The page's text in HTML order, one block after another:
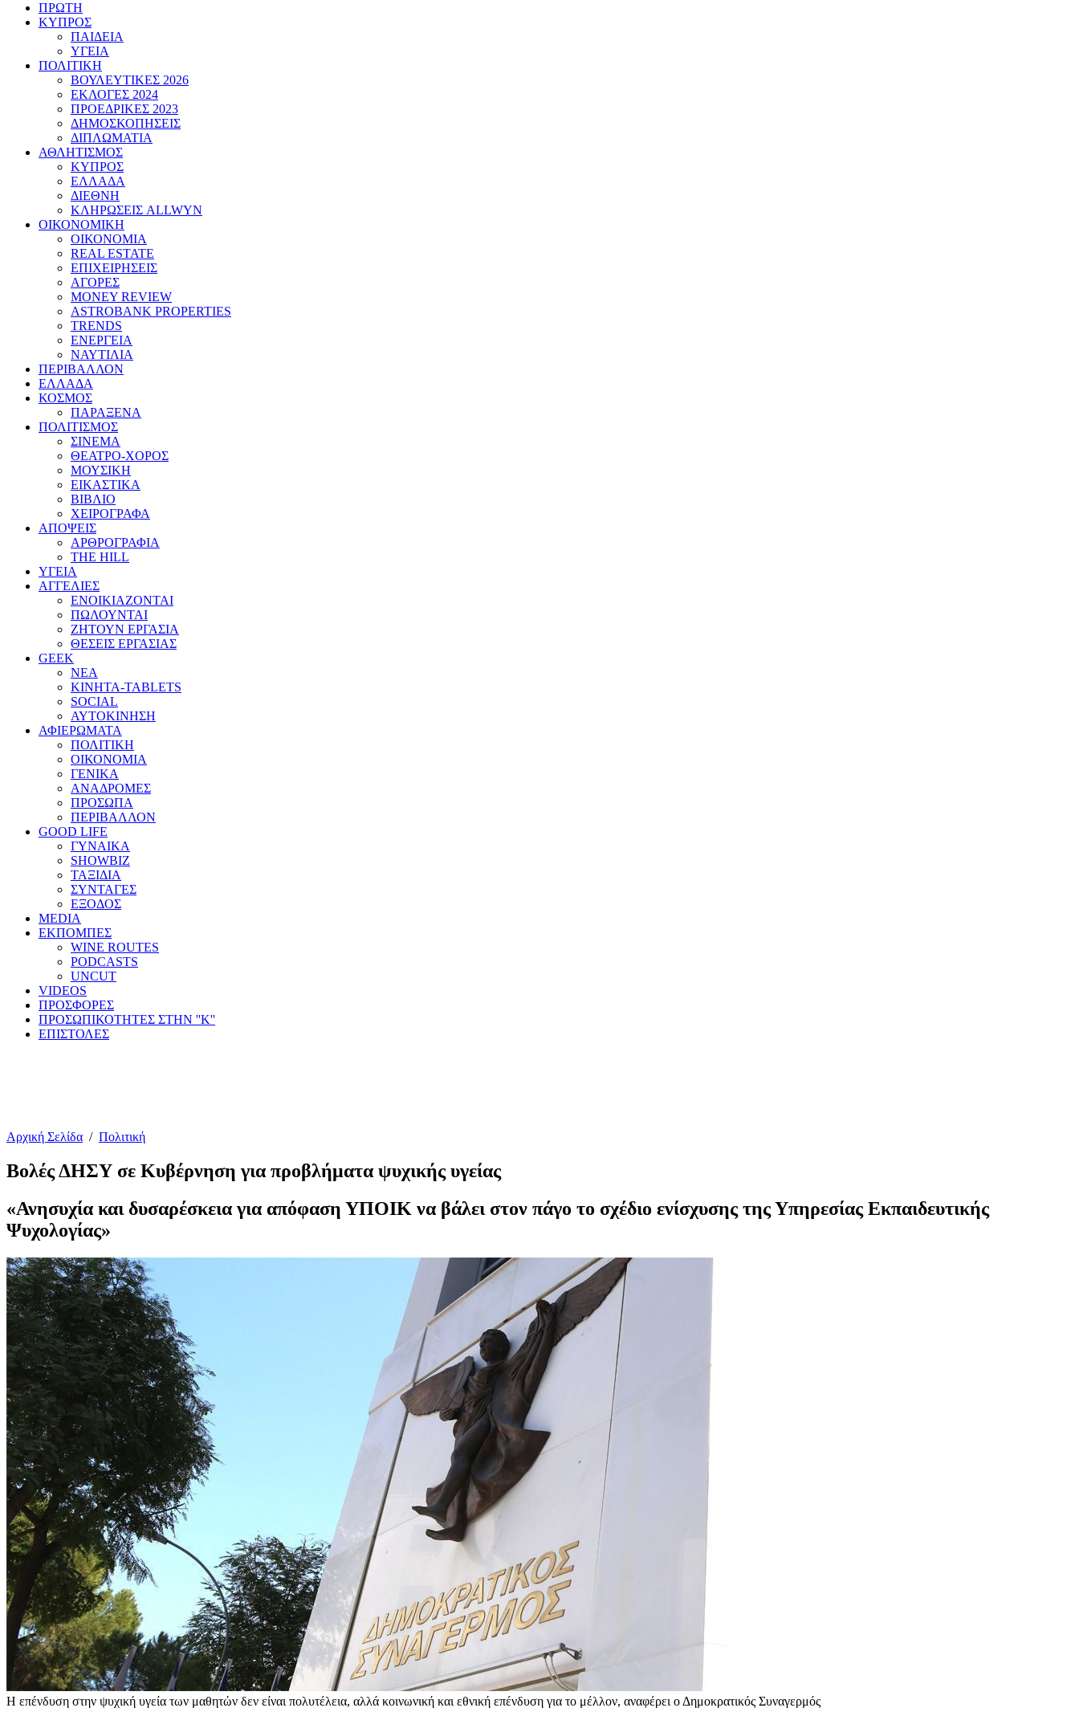
ΠΡΩΤΗ
ΚΥΠΡΟΣ
ΠΑΙΔΕΙΑ
ΥΓΕΙΑ
ΠΟΛΙΤΙΚΗ
ΒΟΥΛΕΥΤΙΚΕΣ 2026
ΕΚΛΟΓΕΣ 2024
ΠΡΟΕΔΡΙΚΕΣ 2023
ΔΗΜΟΣΚΟΠΗΣΕΙΣ
ΔΙΠΛΩΜΑΤΙΑ
ΑΘΛΗΤΙΣΜΟΣ
ΚΥΠΡΟΣ
ΕΛΛΑΔΑ
ΔΙΕΘΝΗ
ΚΛΗΡΩΣΕΙΣ ALLWYN
ΟΙΚΟΝΟΜΙΚΗ
ΟΙΚΟΝΟΜΙΑ
REAL ESTATE
ΕΠΙΧΕΙΡΗΣΕΙΣ
ΑΓΟΡΕΣ
MONEY REVIEW
ASTROBANK PROPERTIES
TRENDS
ΕΝΕΡΓΕΙΑ
ΝΑΥΤΙΛΙΑ
ΠΕΡΙΒΑΛΛΟΝ
ΕΛΛΑΔΑ
ΚΟΣΜΟΣ
ΠΑΡΑΞΕΝΑ
ΠΟΛΙΤΙΣΜΟΣ
ΣΙΝΕΜΑ
ΘΕΑΤΡΟ-ΧΟΡΟΣ
ΜΟΥΣΙΚΗ
ΕΙΚΑΣΤΙΚΑ
ΒΙΒΛΙΟ
ΧΕΙΡΟΓΡΑΦΑ
ΑΠΟΨΕΙΣ
ΑΡΘΡΟΓΡΑΦΙΑ
THE HILL
ΥΓΕΙΑ
ΑΓΓΕΛΙΕΣ
ΕΝΟΙΚΙΑΖΟΝΤΑΙ
ΠΩΛΟΥΝΤΑΙ
ΖΗΤΟΥΝ ΕΡΓΑΣΙΑ
ΘΕΣΕΙΣ ΕΡΓΑΣΙΑΣ
GEEK
ΝΕΑ
ΚΙΝΗΤΑ-TABLETS
SOCIAL
ΑΥΤΟΚΙΝΗΣΗ
ΑΦΙΕΡΩΜΑΤΑ
ΠΟΛΙΤΙΚΗ
ΟΙΚΟΝΟΜΙΑ
ΓΕΝΙΚΑ
ΑΝΑΔΡΟΜΕΣ
ΠΡΟΣΩΠΑ
ΠΕΡΙΒΑΛΛΟΝ
GOOD LIFE
ΓΥΝΑΙΚΑ
SHOWBIZ
ΤΑΞΙΔΙΑ
ΣΥΝΤΑΓΕΣ
ΕΞΟΔΟΣ
MEDIA
ΕΚΠΟΜΠΕΣ
WINE ROUTES
PODCASTS
UNCUT
VIDEOS
ΠΡΟΣΦΟΡΕΣ
ΠΡΟΣΩΠΙΚΟΤΗΤΕΣ ΣΤΗΝ ''Κ''
ΕΠΙΣΤΟΛΕΣ
Αρχική Σελίδα / Πολιτική
Βολές ΔΗΣΥ σε Κυβέρνηση για προβλήματα ψυχικής υγείας
«Ανησυχία και δυσαρέσκεια για απόφαση ΥΠΟΙΚ να βάλει στον πάγο το σχέδιο ενίσχυσης της Υπηρεσίας Εκπαιδευτικής
Ψυχολογίας»
Η επένδυση στην ψυχική υγεία των μαθητών δεν είναι πολυτέλεια, αλλά κοινωνική και εθνική επένδυση για το μέλλον, αναφέρει ο Δημοκρατικός Συναγερμός